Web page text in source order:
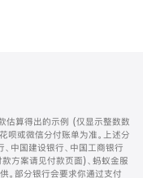
估算得出的示例 (仅显示整数数
呗或微信分付账单为准。上述分
中国建设银行、中国工商银行
方案请见付款页面)、蚂蚁金服
。部分银行会要求你通过支付